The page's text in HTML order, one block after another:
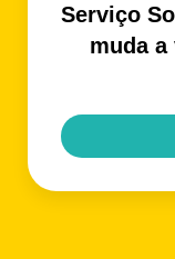
Serviço
muda a